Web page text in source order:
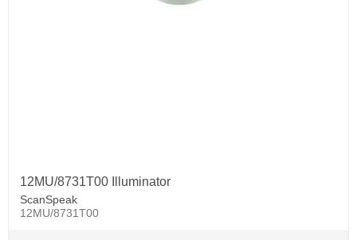
12MU/8731T00 Illuminator
ScanSpeak
12MU/8731T00